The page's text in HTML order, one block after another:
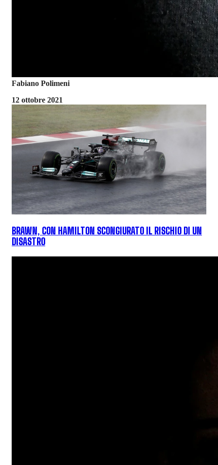
Fabiano Polimeni
12 ottobre 2021
BRAWN, CON HAMILTON SCONGIURATO IL RISCHIO DI UN
DISASTRO